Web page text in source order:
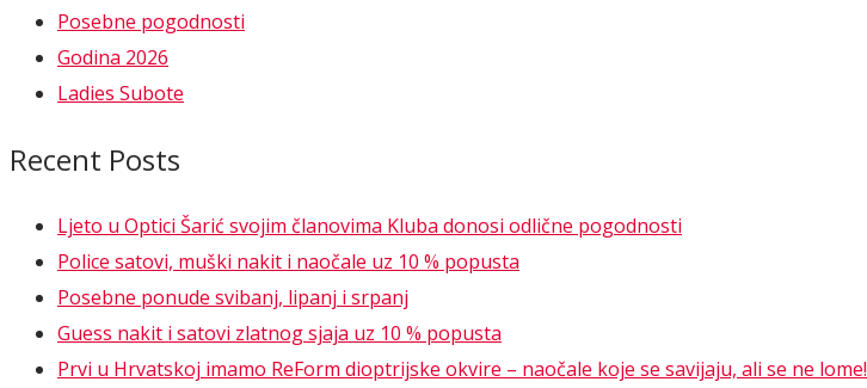
Posebne pogodnosti
Godina 2026
Ladies Subote
Recent Posts
Ljeto u Optici Šarić svojim članovima Kluba donosi odlične pogodnosti
Police satovi, muški nakit i naočale uz 10 % popusta
Posebne ponude svibanj, lipanj i srpanj
Guess nakit i satovi zlatnog sjaja uz 10 % popusta
Prvi u Hrvatskoj imamo ReForm dioptrijske okvire – naočale koje se savijaju, ali se ne lome!